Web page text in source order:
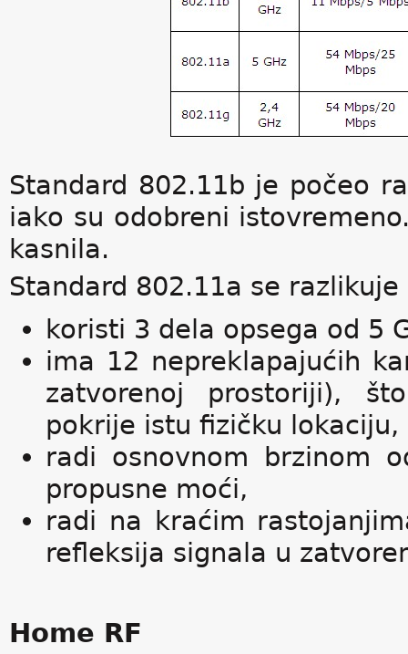
Standard 802.11b je počeo
iako su odobreni
kasnila.
Standard 802.11a se
koristi 3 dela opsega od 5
ima 12 nepreklapajućih
zatvorenoj prostoriji),
pokrije istu fizičku
radi osnovnom brzinom
propusne moći,
radi na kraćim
refleksija signala u
Home RF